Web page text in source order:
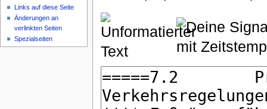
Links auf diese Seite
Änderungen an
verlinkten Seiten
Spezialseiten